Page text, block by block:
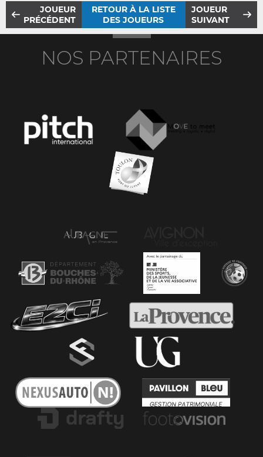
JOUEUR
PRÉCÉDENT
RETOUR À LA LISTE
DES JOUEURS
JOUEUR
SUIVANT
NOS PARTENAIRES